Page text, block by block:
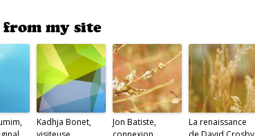
from my site
Kadhja Bonet,
Jon Batiste,
La renaissance